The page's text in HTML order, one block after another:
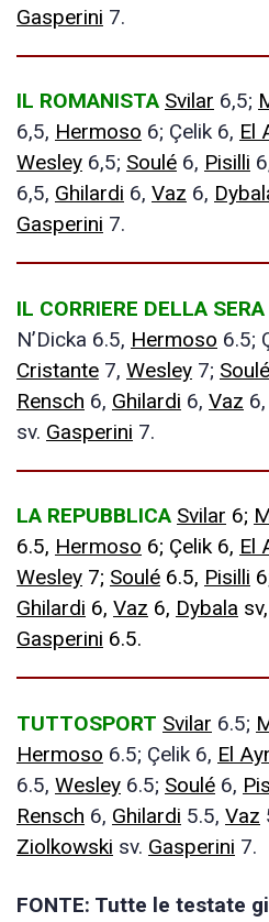
Gasperini 7.
IL ROMANISTA Svilar 6,5;
6,5, Hermoso 6; Çelik 6, El
Wesley 6,5; Soulé 6, Pisilli
6,5, Ghilardi 6, Vaz 6,
Gasperini 7.
IL CORRIERE DELLA SERA
N’Dicka 6.5, Hermoso 6.5;
Cristante 7, Wesley 7; Soulé
Rensch 6, Ghilardi 6, Vaz 6,
sv. Gasperini 7.
LA REPUBBLICA Svilar 6;
6.5, Hermoso 6; Çelik 6, El
Wesley 7; Soulé 6.5, Pisilli
Ghilardi 6, Vaz 6, Dybala sv,
Gasperini 6.5.
TUTTOSPORT Svilar 6.5;
Hermoso 6.5; Çelik 6, El
6.5, Wesley 6.5; Soulé 6,
Rensch 6, Ghilardi 5.5, Vaz
Ziolkowski sv. Gasperini 7.
FONTE: Tutte le testate